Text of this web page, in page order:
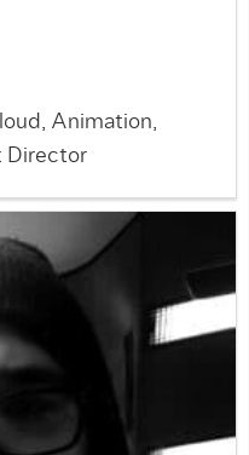
Animation,
Director